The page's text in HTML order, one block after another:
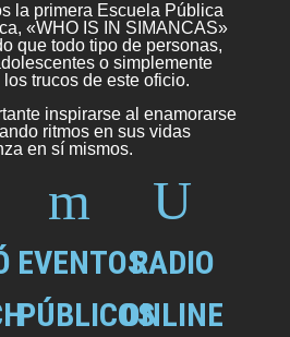
la primera Escuela Pública
«WHO IS IN SIMANCAS»
que todo tipo de personas,
o simplemente
trucos de este oficio.
inspirarse al enamorarse
ritmos en sus vidas
en sí mismos.
EVENTOS
PÚBLICOS
RADIO
ONLINE